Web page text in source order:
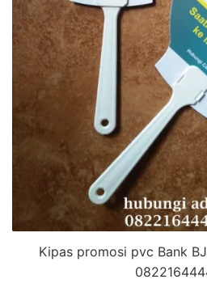
Kipas promosi pvc Bank